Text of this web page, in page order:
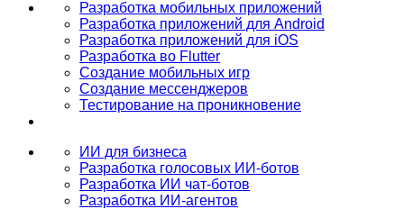
Разработка мобильных приложений
Разработка приложений для Android
Разработка приложений для iOS
Разработка во Flutter
Создание мобильных игр
Создание мессенджеров
Тестирование на проникновение
ИИ для бизнеса
Разработка голосовых ИИ-ботов
Разработка ИИ чат-ботов
Разработка ИИ-агентов